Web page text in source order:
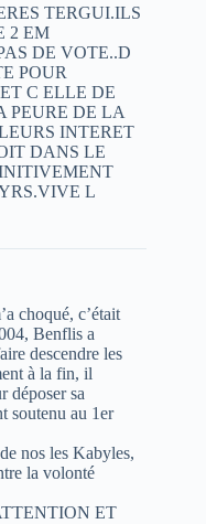
TERGUI.ILS
2 EM
DE VOTE..D
POUR
C ELLE DE
PEURE DE LA
INTERET
DANS LE
L
choqué, c’était
Benflis a
descendre les
à la fin, il
déposer sa
soutenu au 1er
nos les Kabyles,
la volonté
ET